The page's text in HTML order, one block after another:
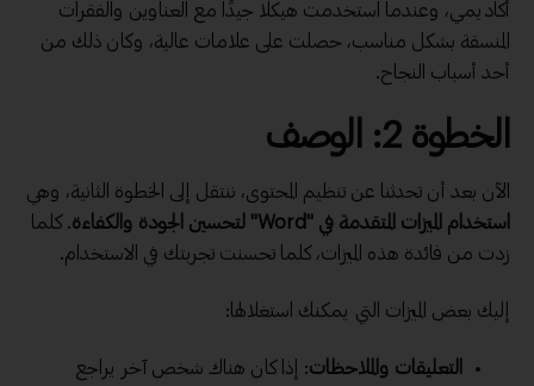
أكاديمي، وعندما استخدمت هيكلًا جيدًا مع العناوين والفقرات
المنسقة بشكل مناسب، حصلت على علامات عالية، وكان ذلك من
أحد أسباب النجاح.
الخطوة 2: الوصف
الآن بعد أن تحدثنا عن تنظيم المحتوى، ننتقل إلى الخطوة الثانية، وهي
استخدام الميزات المتقدمة في "Word" لتحسين الجودة والكفاءة
. كلما
زدت من فائدة هذه الميزات، كلما تحسنت تجربتك في الاستخدام.
إليك بعض الميزات التي يمكنك استغلالها:
التعليقات والملاحظات: إذا كان هناك شخص آخر يراجع